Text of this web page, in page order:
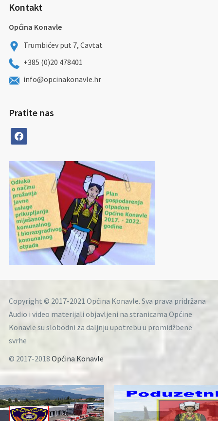
Kontakt
Općina Konavle
Trumbićev put 7, Cavtat
+385 (0)20 478401
info@opcinakonavle.hr
Pratite nas
facebook
Copyright © 2017-2021 Općina Konavle. Sva prava pridržana
Audio i video materijali objavljeni na stranicama Općine
Konavle su slobodni za daljnju upotrebu u promidžbene
svrhe
© 2017-2018 Općina Konavle